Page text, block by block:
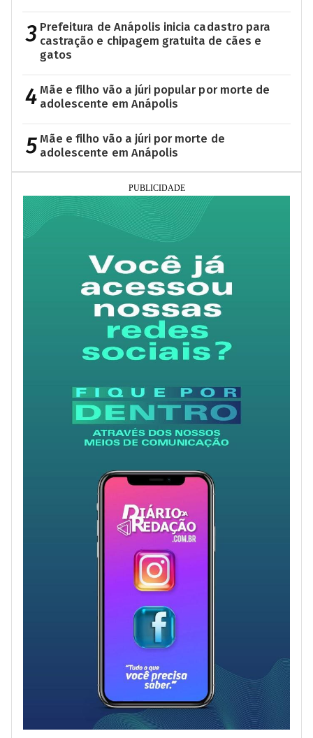
3 Prefeitura de Anápolis inicia cadastro para
castração e chipagem gratuita de cães e
gatos
4 Mãe e filho vão a júri popular por morte de
adolescente em Anápolis
5 Mãe e filho vão a júri por morte de
adolescente em Anápolis